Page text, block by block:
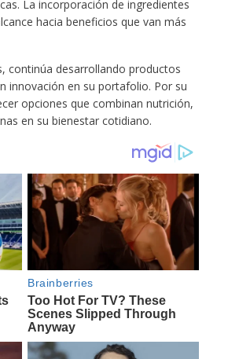
La incorporación de ingredientes
hacia beneficios que van más
continúa desarrollando productos
innovación en su portafolio. Por su
opciones que combinan nutrición,
en su bienestar cotidiano.